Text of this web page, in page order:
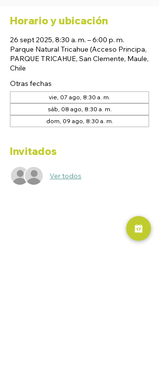
Horario y ubicación
26 sept 2025, 8:30 a. m. – 6:00 p. m.
Parque Natural Tricahue (Acceso Principa,
PARQUE TRICAHUE, San Clemente, Maule,
Chile
Otras fechas
vie, 07 ago, 8:30 a. m.
sáb, 08 ago, 8:30 a. m.
dom, 09 ago, 8:30 a. m.
Invitados
Ver todos